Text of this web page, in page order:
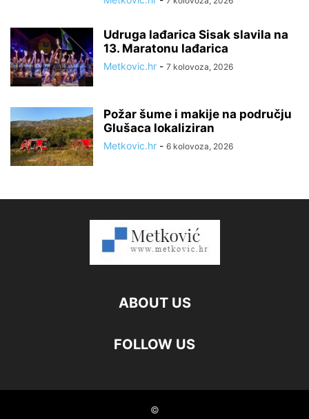
Udruga lađarica Sisak slavila na
13. Maratonu lađarica
Metkovic.hr - 7 kolovoza, 2026
Požar šume i makije na području
Glušaca lokaliziran
Metkovic.hr - 6 kolovoza, 2026
ABOUT US
FOLLOW US
©